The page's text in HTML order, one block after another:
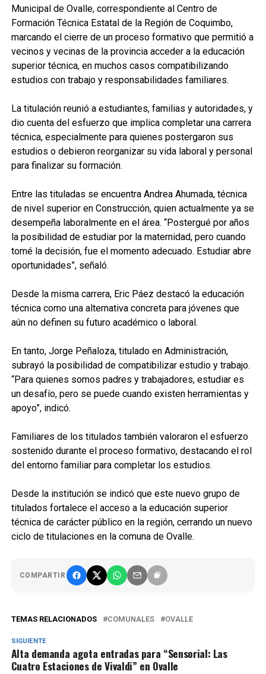
Municipal de Ovalle, correspondiente al Centro de
Formación Técnica Estatal de la Región de Coquimbo,
marcando el cierre de un proceso formativo que permitió a
vecinos y vecinas de la provincia acceder a la educación
superior técnica, en muchos casos compatibilizando
estudios con trabajo y responsabilidades familiares.
La titulación reunió a estudiantes, familias y autoridades, y
dio cuenta del esfuerzo que implica completar una carrera
técnica, especialmente para quienes postergaron sus
estudios o debieron reorganizar su vida laboral y personal
para finalizar su formación.
Entre las tituladas se encuentra Andrea Ahumada, técnica
de nivel superior en Construcción, quien actualmente ya se
desempeña laboralmente en el área. “Postergué por años
la posibilidad de estudiar por la maternidad, pero cuando
tomé la decisión, fue el momento adecuado. Estudiar abre
oportunidades”, señaló.
Desde la misma carrera, Eric Páez destacó la educación
técnica como una alternativa concreta para jóvenes que
aún no definen su futuro académico o laboral.
En tanto, Jorge Peñaloza, titulado en Administración,
subrayó la posibilidad de compatibilizar estudio y trabajo.
“Para quienes somos padres y trabajadores, estudiar es
un desafío, pero se puede cuando existen herramientas y
apoyo”, indicó.
Familiares de los titulados también valoraron el esfuerzo
sostenido durante el proceso formativo, destacando el rol
del entorno familiar para completar los estudios.
Desde la institución se indicó que este nuevo grupo de
titulados fortalece el acceso a la educación superior
técnica de carácter público en la región, cerrando un nuevo
ciclo de titulaciones en la comuna de Ovalle.
COMPARTIR
TEMAS RELACIONADOS COMUNALES OVALLE
SIGUIENTE
Alta demanda agota entradas para “Sensorial: Las
Cuatro Estaciones de Vivaldi” en Ovalle